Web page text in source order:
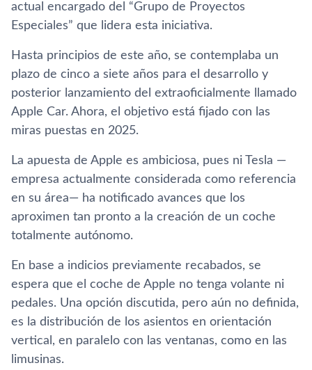
actual encargado del “Grupo de Proyectos
Especiales” que lidera esta iniciativa.
Hasta principios de este año, se contemplaba un
plazo de cinco a siete años para el desarrollo y
posterior lanzamiento del extraoficialmente llamado
Apple Car. Ahora, el objetivo está fijado con las
miras puestas en 2025.
La apuesta de Apple es ambiciosa, pues ni Tesla —
empresa actualmente considerada como referencia
en su área— ha notificado avances que los
aproximen tan pronto a la creación de un coche
totalmente autónomo.
En base a indicios previamente recabados, se
espera que el coche de Apple no tenga volante ni
pedales. Una opción discutida, pero aún no definida,
es la distribución de los asientos en orientación
vertical, en paralelo con las ventanas, como en las
limusinas.